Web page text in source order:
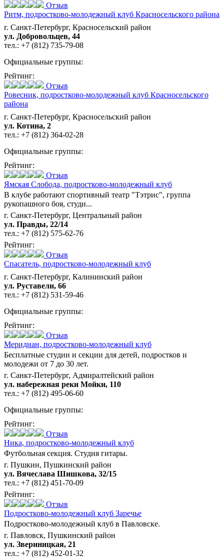
Отзыв
Ритм, подростково-молодежный клуб Красносельского района
г. Санкт-Петербург, Красносельский район
ул. Добровольцев, 44
тел.: +7 (812) 735-79-08
Официальные группы:
Рейтинг:
Отзыв
Ровесник, подростково-молодежный клуб Красносельского
района
г. Санкт-Петербург, Красносельский район
ул. Котина, 2
тел.: +7 (812) 364-02-28
Официальные группы:
Рейтинг:
Отзыв
Ямская Слобода, подростково-молодежный клуб
В клубе работают спортивный театр "Тэтрис", группа
рукопашного боя, студи...
г. Санкт-Петербург, Центральный район
ул. Правды, 22/14
тел.: +7 (812) 575-62-76
Рейтинг:
Отзыв
Спасатель, подростково-молодежный клуб
г. Санкт-Петербург, Калининский район
ул. Руставели, 66
тел.: +7 (812) 531-59-46
Официальные группы:
Рейтинг:
Отзыв
Меридиан, подростково-молодежный клуб
Бесплатные студии и секции для детей, подростков и
молодежи от 7 до 30 лет.
г. Санкт-Петербург, Адмиралтейский район
ул. набережная реки Мойки, 110
тел.: +7 (812) 495-06-60
Официальные группы:
Рейтинг:
Отзыв
Ника, подростково-молодежный клуб
Футбольная секция. Студия гитары.
г. Пушкин, Пушкинский район
ул. Вячеслава Шишкова, 32/15
тел.: +7 (812) 451-70-09
Рейтинг:
Отзыв
Подростково-молодежный клуб Заречье
Подростково-молодежный клуб в Павловске.
г. Павловск, Пушкинский район
ул. Звериницкая, 21
тел.: +7 (812) 452-01-32